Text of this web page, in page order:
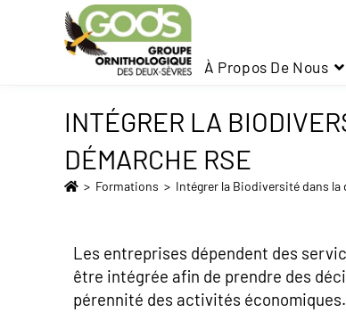
À Propos De Nous
INTÉGRER LA
DÉMARCHE RSE
> Formations > Intégrer la Biodiversité dans la
Les entreprises dépendent des
être intégrée afin de prendre des
pérennité des activités économiques.